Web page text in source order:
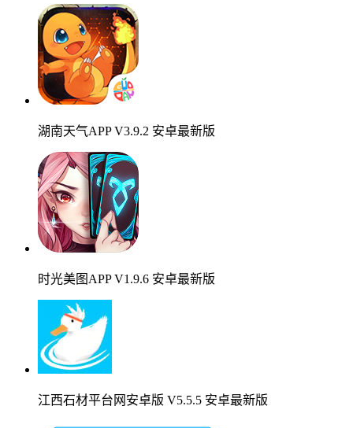
湖南天气APP V3.9.2 安卓最新版
时光美图APP V1.9.6 安卓最新版
江西石材平台网安卓版 V5.5.5 安卓最新版